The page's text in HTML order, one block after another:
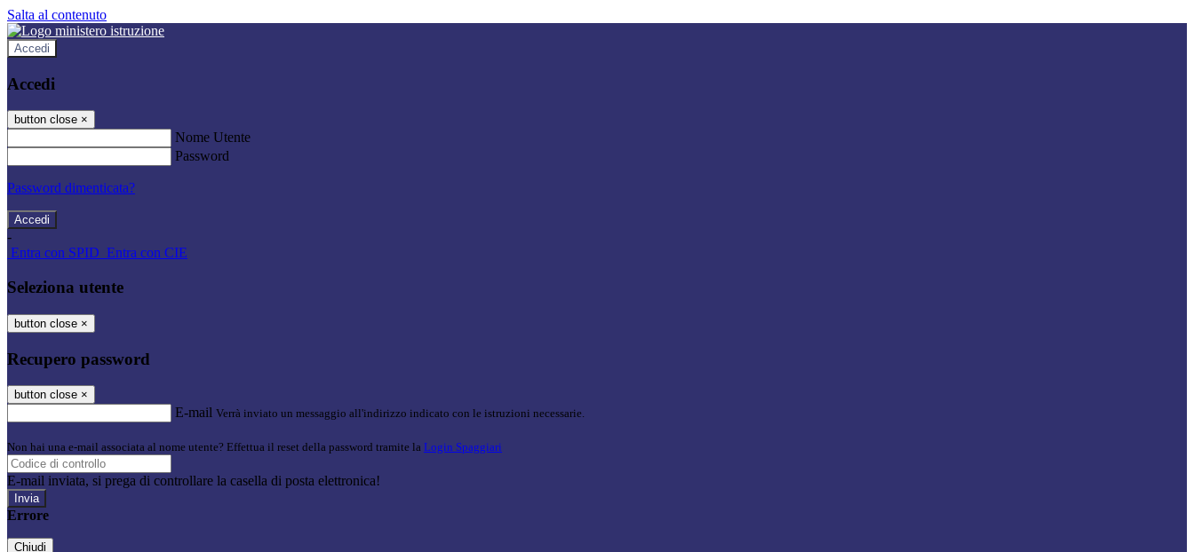
Salta al contenuto
Accedi
Accedi
button close ×
Nome Utente
Password
Password dimenticata?
-
Entra con SPID Entra con CIE
Seleziona utente
button close ×
Recupero password
button close ×
E-mail Verrà inviato un messaggio all'indirizzo indicato con le istruzioni necessarie.
Non hai una e-mail associata al nome utente? Effettua il reset della password tramite la Login Spaggiari
E-mail inviata, si prega di controllare la casella di posta elettronica!
Errore
Chiudi